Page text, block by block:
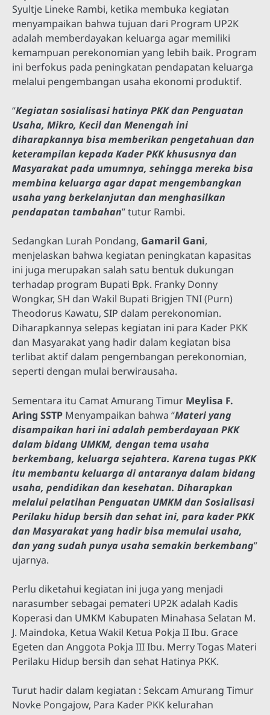
Syultje Lineke Rambi, ketika membuka kegiatan
menyampaikan bahwa tujuan dari Program UP2K
adalah memberdayakan keluarga agar memiliki
kemampuan perekonomian yang lebih baik. Program
ini berfokus pada peningkatan pendapatan keluarga
melalui pengembangan usaha ekonomi produktif.
“Kegiatan sosialisasi hatinya PKK dan Penguatan
Usaha, Mikro, Kecil dan Menengah ini
diharapkannya bisa memberikan pengetahuan dan
keterampilan kepada Kader PKK khususnya dan
Masyarakat pada umumnya, sehingga mereka bisa
membina keluarga agar dapat mengembangkan
usaha yang berkelanjutan dan menghasilkan
pendapatan tambahan” tutur Rambi.
Sedangkan Lurah Pondang, Gamaril Gani,
menjelaskan bahwa kegiatan peningkatan kapasitas
ini juga merupakan salah satu bentuk dukungan
terhadap program Bupati Bpk. Franky Donny
Wongkar, SH dan Wakil Bupati Brigjen TNI (Purn)
Theodorus Kawatu, SIP dalam perekonomian.
Diharapkannya selepas kegiatan ini para Kader PKK
dan Masyarakat yang hadir dalam kegiatan bisa
terlibat aktif dalam pengembangan perekonomian,
seperti dengan mulai berwirausaha.
Sementara itu Camat Amurang Timur Meylisa F.
Aring SSTP Menyampaikan bahwa “Materi yang
disampaikan hari ini adalah pemberdayaan PKK
dalam bidang UMKM, dengan tema usaha
berkembang, keluarga sejahtera. Karena tugas PKK
itu membantu keluarga di antaranya dalam bidang
usaha, pendidikan dan kesehatan. Diharapkan
melalui pelatihan Penguatan UMKM dan Sosialisasi
Perilaku hidup bersih dan sehat ini, para kader PKK
dan Masyarakat yang hadir bisa memulai usaha,
dan yang sudah punya usaha semakin berkembang”
ujarnya.
Perlu diketahui kegiatan ini juga yang menjadi
narasumber sebagai pemateri UP2K adalah Kadis
Koperasi dan UMKM Kabupaten Minahasa Selatan M.
J. Maindoka, Ketua Wakil Ketua Pokja II Ibu. Grace
Egeten dan Anggota Pokja III Ibu. Merry Togas Materi
Perilaku Hidup bersih dan sehat Hatinya PKK.
Turut hadir dalam kegiatan : Sekcam Amurang Timur
Novke Pongajow, Para Kader PKK kelurahan